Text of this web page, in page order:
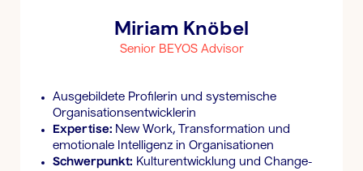
Miriam Knöbel
Senior BEYOS Advisor
Ausgebildete Profilerin und systemische
Organisationsentwicklerin
Expertise: New Work, Transformation und
emotionale Intelligenz in Organisationen
Schwerpunkt: Kulturentwicklung und Change-